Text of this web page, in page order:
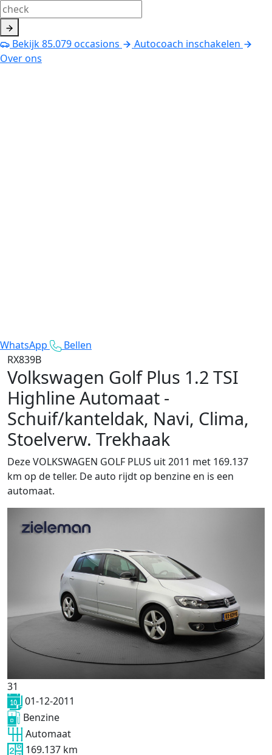
Bekijk85.079occasions
Autocoach inschakelen
Over ons
WhatsApp
Bellen
RX839B
Volkswagen Golf Plus 1.2 TSI
Highline Automaat -
Schuif/kanteldak, Navi, Clima,
Stoelverw. Trekhaak
Deze VOLKSWAGEN GOLF PLUS uit 2011 met 169.137
km op de teller. De auto rijdt op benzine en is een
automaat.
31
01-12-2011
Benzine
Automaat
169.137 km